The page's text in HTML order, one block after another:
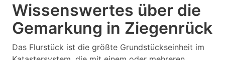
Wissenswertes über die
Gemarkung in Ziegenrück
Das Flurstück ist die größte Grundstückseinheit im